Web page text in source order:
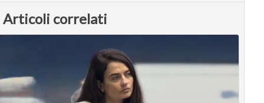
Articoli correlati